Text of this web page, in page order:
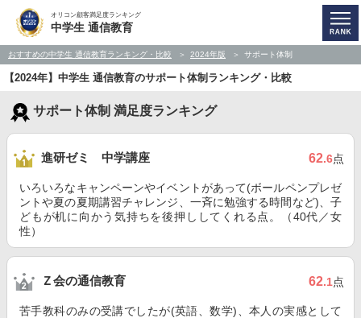
オリコン顧客満足度ランキング
中学生 通信教育
おすすめの中学生 通信教育ランキング・比較 2024年版 サポート体制
【2024年】中学生 通信教育のサポート体制ランキング・比較
サポート体制 満足度ランキング
進研ゼミ 中学講座 62.6点
いろいろなキャンペーンやイベントがあって(ボールペンプレゼ
ントや夏の夏期講習チャレンジ、一斉に勉強する時間など)、子
どもが机に向かう気持ちを後押ししてくれる点。（40代／女
性）
Ｚ会の通信教育 62.1点
苦手教科のみの受講でしたが(英語、数学)、本人の実感として